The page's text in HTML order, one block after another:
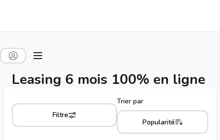
Leasing 6 mois 100% en ligne
Filtre
Trier par
Popularité